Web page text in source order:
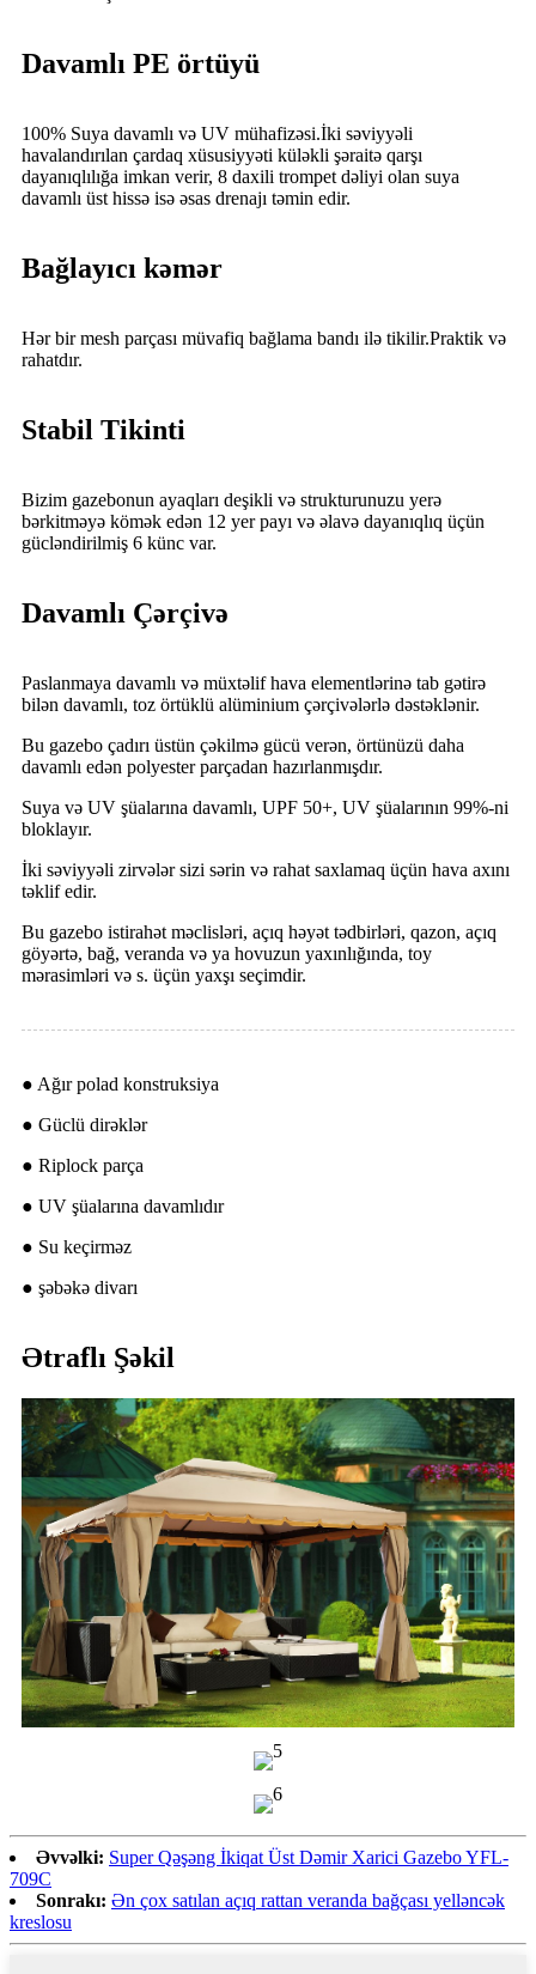
Davamlı PE örtüyü
100% Suya davamlı və UV mühafizəsi.İki səviyyəli
havalandırılan çardaq xüsusiyyəti küləkli şəraitə qarşı
dayanıqlılığa imkan verir, 8 daxili trompet dəliyi olan suya
davamlı üst hissə isə əsas drenajı təmin edir.
Bağlayıcı kəmər
Hər bir mesh parçası müvafiq bağlama bandı ilə tikilir.Praktik və
rahatdır.
Stabil Tikinti
Bizim gazebonun ayaqları deşikli və strukturunuzu yerə
bərkitməyə kömək edən 12 yer payı və əlavə dayanıqlıq üçün
gücləndirilmiş 6 künc var.
Davamlı Çərçivə
Paslanmaya davamlı və müxtəlif hava elementlərinə tab gətirə
bilən davamlı, toz örtüklü alüminium çərçivələrlə dəstəklənir.
Bu gazebo çadırı üstün çəkilmə gücü verən, örtünüzü daha
davamlı edən polyester parçadan hazırlanmışdır.
Suya və UV şüalarına davamlı, UPF 50+, UV şüalarının 99%-ni
bloklayır.
İki səviyyəli zirvələr sizi sərin və rahat saxlamaq üçün hava axını
təklif edir.
Bu gazebo istirahət məclisləri, açıq həyət tədbirləri, qazon, açıq
göyərtə, bağ, veranda və ya hovuzun yaxınlığında, toy
mərasimləri və s. üçün yaxşı seçimdir.
● Ağır polad konstruksiya
● Güclü dirəklər
● Riplock parça
● UV şüalarına davamlıdır
● Su keçirməz
● şəbəkə divarı
Ətraflı Şəkil
Əvvəlki: Super Qəşəng İkiqat Üst Dəmir Xarici Gazebo YFL-
709C
Sonrakı: Ən çox satılan açıq rattan veranda bağçası yelləncək
kreslosu